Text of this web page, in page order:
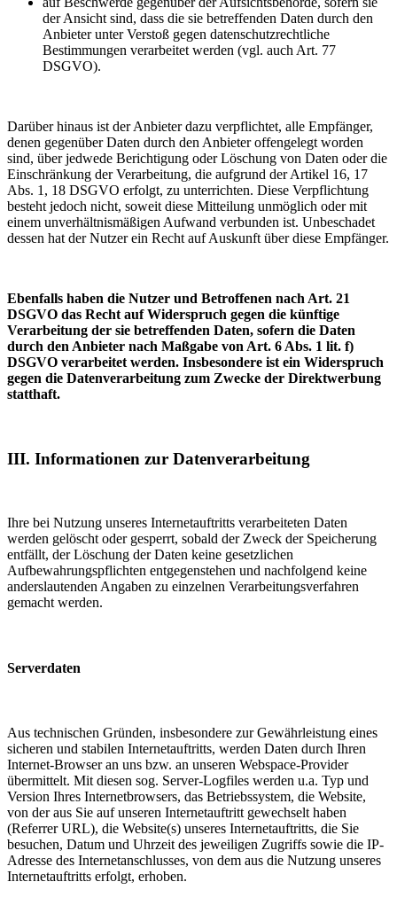
der Ansicht sind, dass die sie betreffenden Daten durch den
Anbieter unter Verstoß gegen datenschutzrechtliche
Bestimmungen verarbeitet werden (vgl. auch Art. 77
DSGVO).
Darüber hinaus ist der Anbieter dazu verpflichtet, alle Empfänger,
denen gegenüber Daten durch den Anbieter offengelegt worden
sind, über jedwede Berichtigung oder Löschung von Daten oder die
Einschränkung der Verarbeitung, die aufgrund der Artikel 16, 17
Abs. 1, 18 DSGVO erfolgt, zu unterrichten. Diese Verpflichtung
besteht jedoch nicht, soweit diese Mitteilung unmöglich oder mit
einem unverhältnismäßigen Aufwand verbunden ist. Unbeschadet
dessen hat der Nutzer ein Recht auf Auskunft über diese Empfänger.
Ebenfalls haben die Nutzer und Betroffenen nach Art. 21
DSGVO das Recht auf Widerspruch gegen die künftige
Verarbeitung der sie betreffenden Daten, sofern die Daten
durch den Anbieter nach Maßgabe von Art. 6 Abs. 1 lit. f)
DSGVO verarbeitet werden. Insbesondere ist ein Widerspruch
gegen die Datenverarbeitung zum Zwecke der Direktwerbung
statthaft.
III. Informationen zur Datenverarbeitung
Ihre bei Nutzung unseres Internetauftritts verarbeiteten Daten
werden gelöscht oder gesperrt, sobald der Zweck der Speicherung
entfällt, der Löschung der Daten keine gesetzlichen
Aufbewahrungspflichten entgegenstehen und nachfolgend keine
anderslautenden Angaben zu einzelnen Verarbeitungsverfahren
gemacht werden.
Serverdaten
Aus technischen Gründen, insbesondere zur Gewährleistung eines
sicheren und stabilen Internetauftritts, werden Daten durch Ihren
Internet-Browser an uns bzw. an unseren Webspace-Provider
übermittelt. Mit diesen sog. Server-Logfiles werden u.a. Typ und
Version Ihres Internetbrowsers, das Betriebssystem, die Website,
von der aus Sie auf unseren Internetauftritt gewechselt haben
(Referrer URL), die Website(s) unseres Internetauftritts, die Sie
besuchen, Datum und Uhrzeit des jeweiligen Zugriffs sowie die IP-
Adresse des Internetanschlusses, von dem aus die Nutzung unseres
Internetauftritts erfolgt, erhoben.